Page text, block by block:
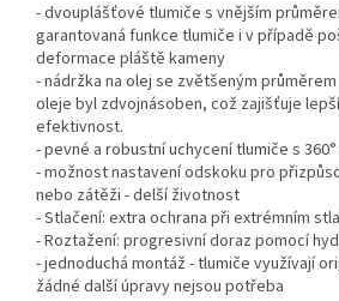
- dvouplášťové tlumiče s vnějším
garantovaná funkce tlumiče i v případě
deformace pláště kameny
- nádržka na olej se zvětšeným průměrem
oleje byl zdvojnásoben, což zajišťuje
efektivnost.
- pevné a robustní uchycení tlumiče s
- možnost nastavení odskoku pro
nebo zátěži - delší životnost
- Stlačení: extra ochrana při extrémním
- Roztažení: progresivní doraz pomocí
- jednoduchá montáž - tlumiče využívají
žádné další úpravy nejsou potřeba